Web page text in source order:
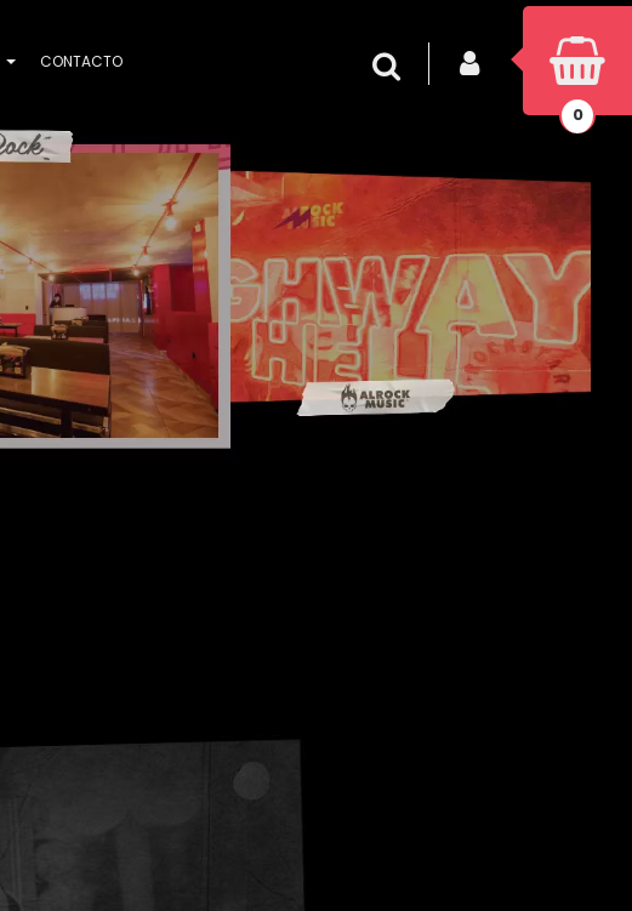
CONTACTO INICIAR SESIÓN
Buscar
0